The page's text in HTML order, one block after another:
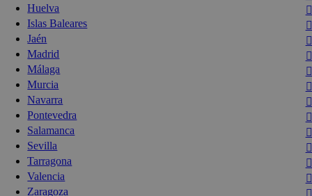
Huelva
Islas Baleares
Jaén
Madrid
Málaga
Murcia
Navarra
Pontevedra
Salamanca
Sevilla
Tarragona
Valencia
Zaragoza